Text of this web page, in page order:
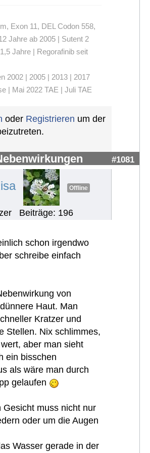
Exon 11, DEL Codon 558,
Jahre ab 2005 | Sutent 2
Jahre | Regorafinib seit
2002 | 2005 | 2013 | 2017
| Mai 2022 TAE | Juli TAE
oder Registrieren um der
#1081
Offline
Beiträge: 196
schon irgendwo
schreibe einfach
von
Haut. Man
Kratzer und
Stellen. Nix schlimmes,
aber man sieht
ein bisschen
als wäre man durch
gelaufen
Gesicht muss nicht nur
oder um die Augen
Wasser gerade in der